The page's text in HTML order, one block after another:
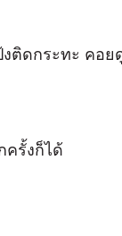
ติดกระทะ คอ
ครั้งก็ได้